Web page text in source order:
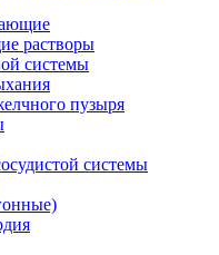
растворы
системы
пузыря
системы